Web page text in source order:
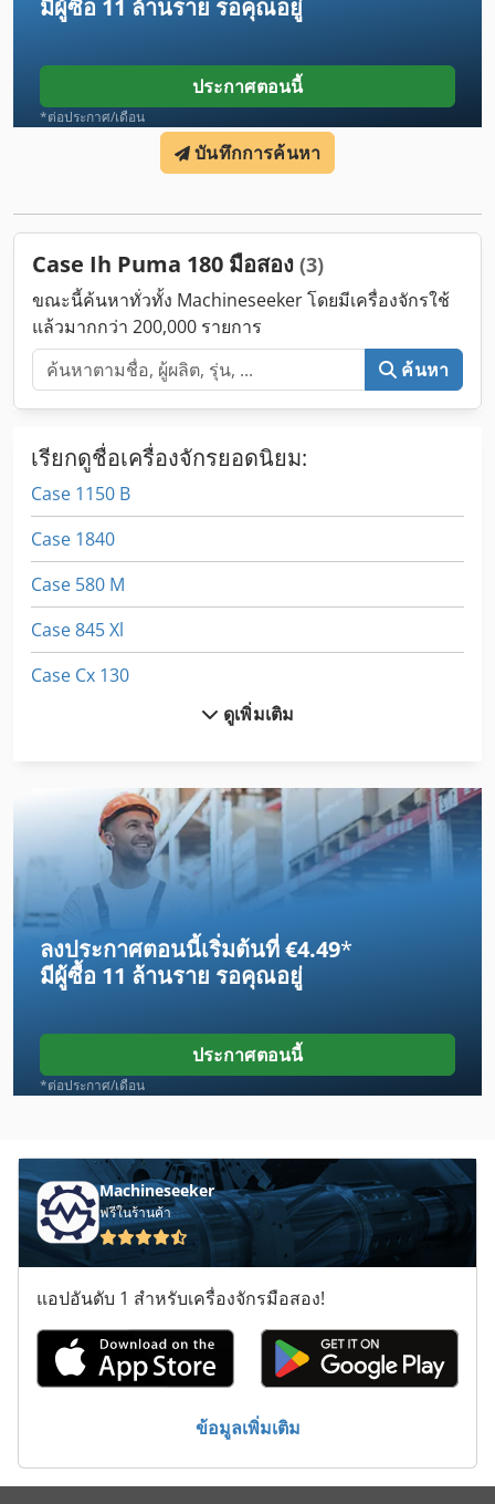
มีผู้ซื้อ 11 ล้านราย รอคุณอยู่
ประกาศตอนนี้
*ต่อประกาศ/เดือน
บันทึกการค้นหา
Case Ih Puma 180 มือสอง (3)
ขณะนี้ค้นหาทั่วทั้ง Machineseeker โดยมีเครื่องจักรใช้
แล้วมากกว่า 200,000 รายการ
ค้นหา
เรียกดูชื่อเครื่องจักรยอดนิยม:
Case 1150 B
Case 1840
Case 580 M
Case 845 Xl
Case Cx 130
Case Cx 300 C
Case Cx 75 Sr
Case Ih 3230
Case Ih Cs 100
Case Ih Cs 120
Case Ih Mx 240
Case Ih Mxm 130
Case Mxm 140
Case Sr 220
Case Sv 185
Case Sv 300
Case Tr 270
Doosan Puma 280
ดูเพิ่มเติม
ลงประกาศตอนนี้เริ่มต้นที่ €4.49*
มีผู้ซื้อ 11 ล้านราย รอคุณอยู่
ประกาศตอนนี้
*ต่อประกาศ/เดือน
Machineseeker
ฟรีในร้านค้า
แอปอันดับ 1 สำหรับเครื่องจักรมือสอง!
ข้อมูลเพิ่มเติม